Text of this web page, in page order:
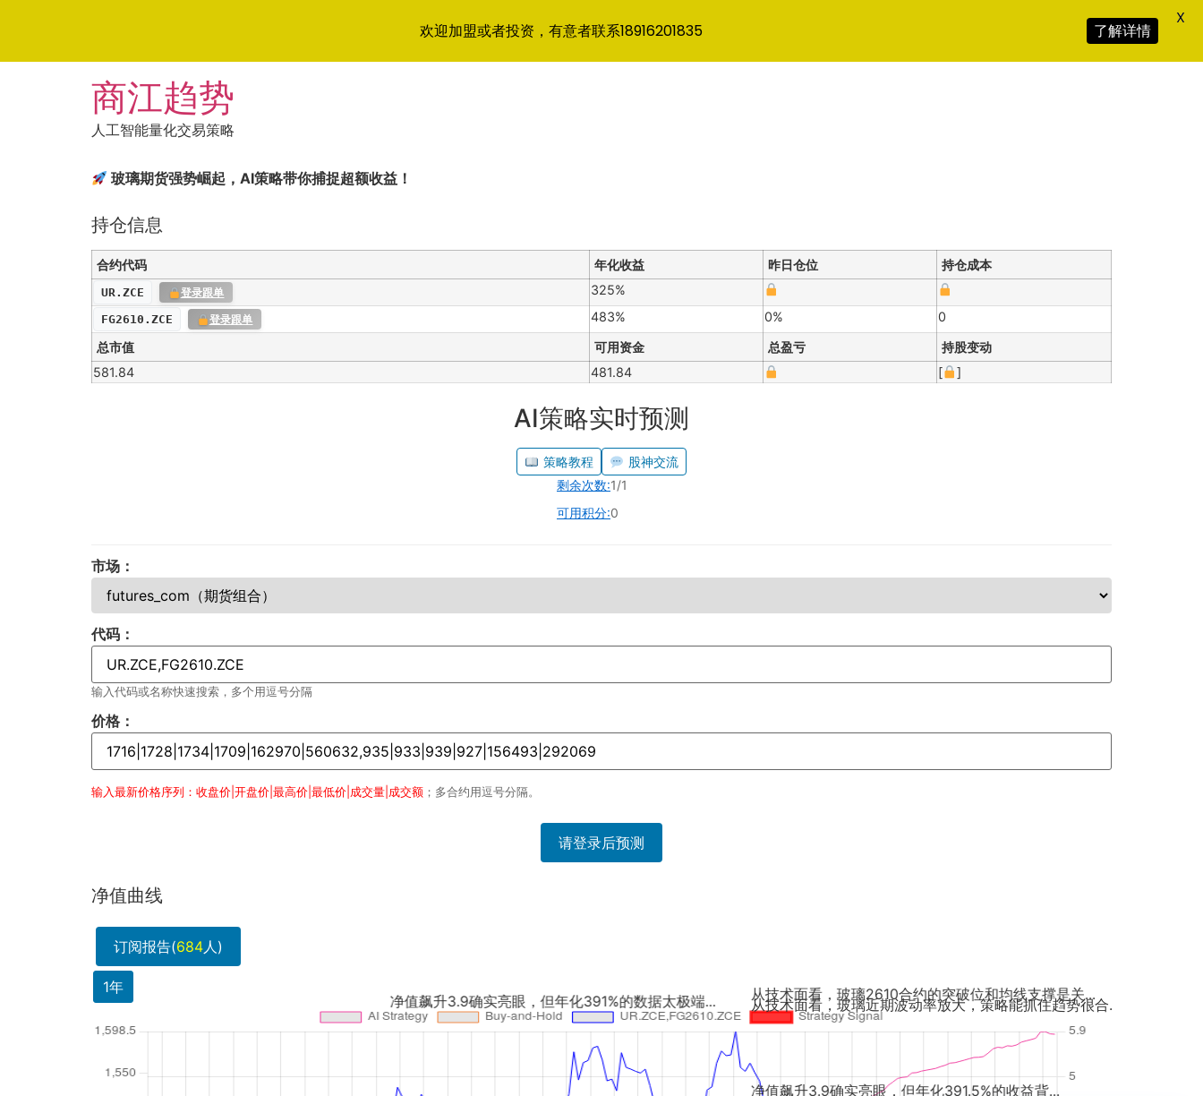
商江趋势
人工智能量化交易策略
玻璃期货强势崛起，AI策略带你捕捉超额收益！
持仓信息
合约代码 年化收益 昨日仓位 持仓成本
UR.ZCE 登录跟单 325%
FG2610.ZCE 登录跟单 483% 0%
0
总市值
可用资金 总盈亏
持股变动
581.84
481.84 [ ]
AI策略实时预测
策略教程
股神交流
剩余次数:1/1
可用积分:0
市场：
代码：
输入代码或名称快速搜索，多个用逗号分隔
价格：
输入最新价格序列：收盘价|开盘价|最高价|最低价|成交量|成交额 ；多合约用逗号分隔。
请登录后预测
净值曲线
订阅报告(684人)
1年
从技术面看，玻璃近期波动率放大，策略能抓住趋势很合...
净值飙升3.9确实亮眼，但年化391%的数据太极端...
净值飙升3.9确实亮眼，但年化391.5%的收益背...
从技术面看，玻璃2610合约的突破位和均线支撑是关...
欢迎加盟或者投资，有意者联系18916201835 了解详情
X